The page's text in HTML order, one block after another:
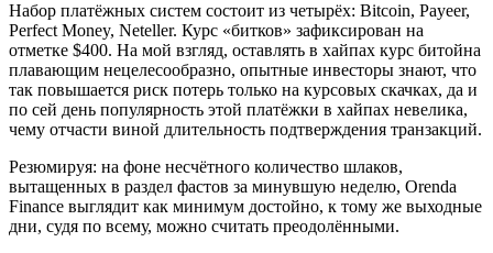
Набор платёжных систем состоит из четырёх: Bitcoin, Payeer,
Perfect Money, Neteller. Курс «битков» зафиксирован на
отметке $400. На мой взгляд, оставлять в хайпах курс битойна
плавающим нецелесообразно, опытные инвесторы знают, что
так повышается риск потерь только на курсовых скачках, да и
по сей день популярность этой платёжки в хайпах невелика,
чему отчасти виной длительность подтверждения транзакций.
Резюмируя: на фоне несчётного количество шлаков,
вытащенных в раздел фастов за минувшую неделю, Orenda
Finance выглядит как минимум достойно, к тому же выходные
дни, судя по всему, можно считать преодолёнными.